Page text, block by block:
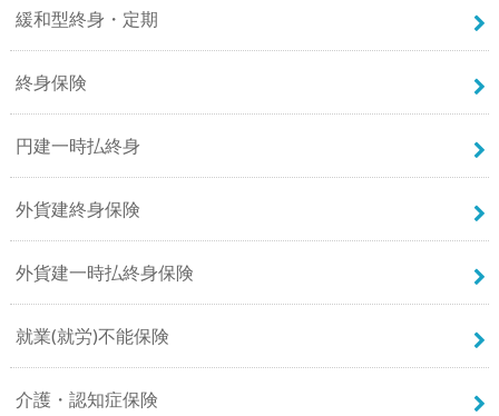
緩和型終身・定期
終身保険
円建一時払終身
外貨建終身保険
外貨建一時払終身保険
就業(就労)不能保険
介護・認知症保険